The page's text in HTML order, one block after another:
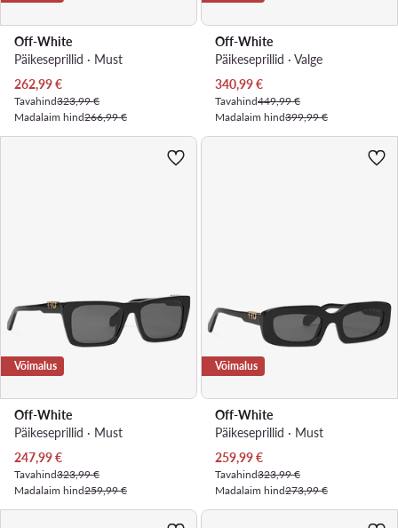
Off-White
Päikeseprillid · Must
Praegune hind
262,99€
Tavahind323,99 €
Madalaim hind266,99 €
Off-White
Päikeseprillid · Valge
Praegune hind
340,99€
Tavahind449,99 €
Madalaim hind399,99 €
Võimalus
Off-White
Päikeseprillid · Must
Praegune hind
247,99€
Tavahind323,99 €
Madalaim hind259,99 €
Võimalus
Off-White
Päikeseprillid · Must
Praegune hind
259,99€
Tavahind323,99 €
Madalaim hind273,99 €